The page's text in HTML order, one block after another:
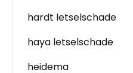
hardt letselschade
haya letselschade
heidema